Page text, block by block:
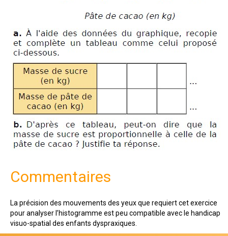
Commentaires
La précision des mouvements des yeux que requiert cet exercice
pour analyser l’histogramme est peu compatible avec le handicap
visuo-spatial des enfants dyspraxiques.